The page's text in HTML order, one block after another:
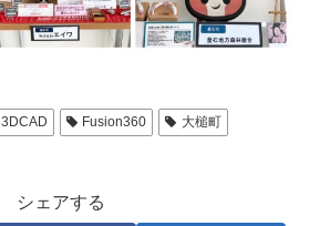
3DCAD Fusion360
大槌町
シェアする